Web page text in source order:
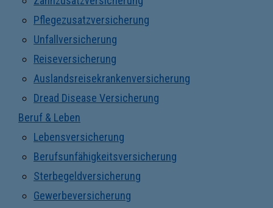
Pflegezusatzversicherung
Unfallversicherung
Reiseversicherung
Auslandsreisekrankenversicherung
Dread Disease Versicherung
Beruf & Leben
Lebensversicherung
Berufsunfähigkeitsversicherung
Sterbegeldversicherung
Gewerbeversicherung